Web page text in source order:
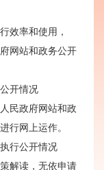
效率和使用，
网站和政务公开
开情况
民政府网站和政
行网上运作。
行公开情况
解读，无依申请